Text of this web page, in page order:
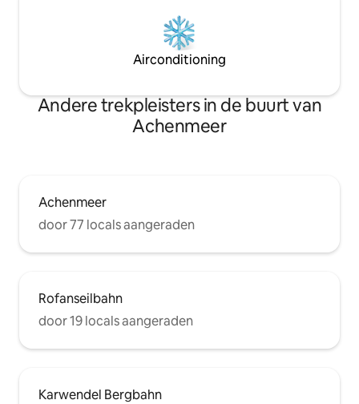
Airconditioning
Andere trekpleisters in de buurt van
Achenmeer
Achenmeer
door 77 locals aangeraden
Rofanseilbahn
door 19 locals aangeraden
Karwendel Bergbahn